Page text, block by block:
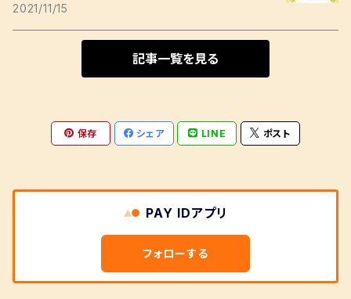
2021/11/15
記事一覧を見る
保存 シェア LINE ポスト
PAY IDアプリ
フォローする